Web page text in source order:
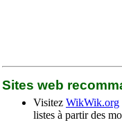
Sites web
Visitez WikWik.org
listes à partir des